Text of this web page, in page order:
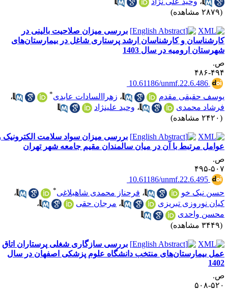
بررسی میزان صلاحیت بالینی در
و کارشناسان ارشد پرستاری شاغل در بیمارستان‌های
ارومیه در سال 1403
۴۸۶
‎ 10.61186/unmf.22.6.486
حقیقی مقدم
،زهراالسادات عابدی
،
محمدی
،وحید علینژاد
بررسی میزان سواد سلامت الکترونیک و
مرتبط با آن در میان سالمندان مقیم جامعه شهر تهران
۴۹۵
‎ 10.61186/unmf.22.6.495
نیک خو
،فرحناز محمدی شاهبلاغی
،
نوروزی تبریزی
،مرجان حقی
،
واحدی
بررسی سازگاری شغلی پرستاران اتاق
بیمارستان‌های منتخب دانشگاه علوم پزشکی اصفهان در سال
۵۰۸